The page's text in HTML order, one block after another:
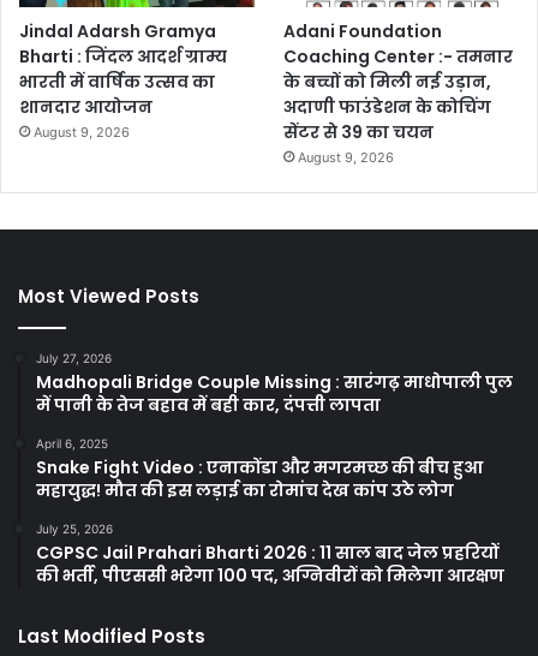
Jindal Adarsh Gramya
Bharti : जिंदल आदर्श ग्राम्य
भारती में वार्षिक उत्सव का
शानदार आयोजन
August 9, 2026
Adani Foundation
Coaching Center :- तमनार
के बच्चों को मिली नई उड़ान,
अदाणी फाउंडेशन के कोचिंग
सेंटर से 39 का चयन
August 9, 2026
Most Viewed Posts
July 27, 2026
Madhopali Bridge Couple Missing : सारंगढ़ माधोपाली पुल
में पानी के तेज बहाव में बही कार, दंपत्ती लापता
April 6, 2025
Snake Fight Video : एनाकोंडा और मगरमच्छ की बीच हुआ
महायुद्ध! मौत की इस लड़ाई का रोमांच देख कांप उठे लोग
July 25, 2026
CGPSC Jail Prahari Bharti 2026 : 11 साल बाद जेल प्रहरियों
की भर्ती, पीएससी भरेगा 100 पद, अग्निवीरों को मिलेगा आरक्षण
Last Modified Posts